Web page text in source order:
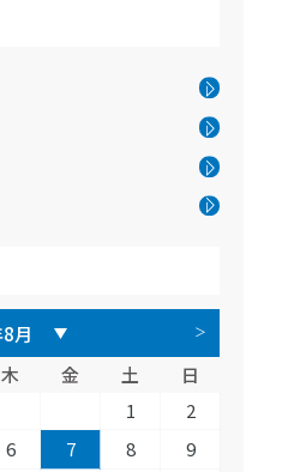
木 金 土
日
1
2
6 7 8
9